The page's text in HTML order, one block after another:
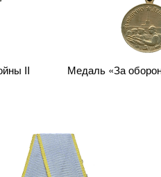
II
Медаль «За